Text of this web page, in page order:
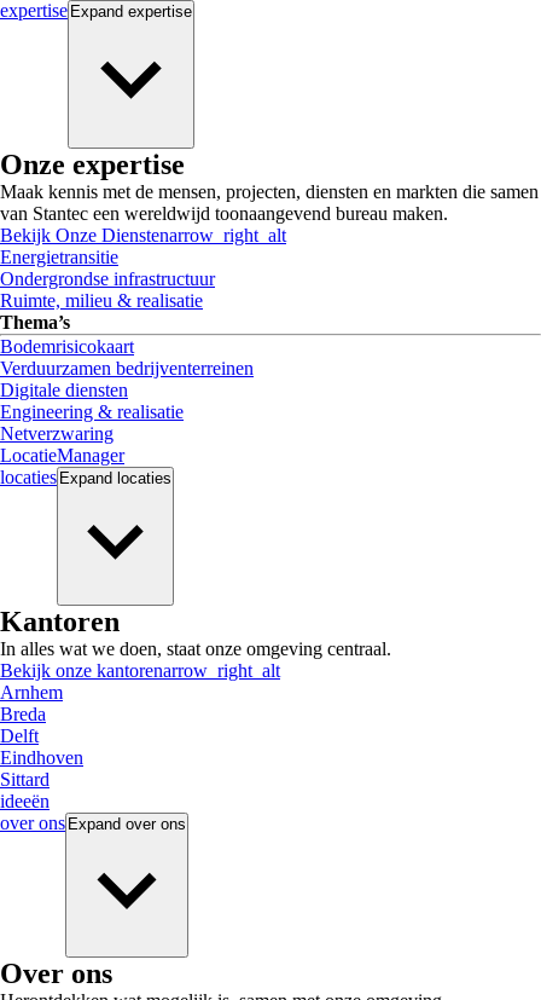
expertise Expand expertise
Onze expertise
Maak kennis met de mensen, projecten, diensten en markten die samen
van Stantec een wereldwijd toonaangevend bureau maken.
Bekijk Onze Dienstenarrow_right_alt
Energietransitie
Ondergrondse infrastructuur
Ruimte, milieu & realisatie
Thema’s
Bodemrisicokaart
Verduurzamen bedrijventerreinen
Digitale diensten
Engineering & realisatie
Netverzwaring
LocatieManager
locaties Expand locaties
Kantoren
In alles wat we doen, staat onze omgeving centraal.
Bekijk onze kantorenarrow_right_alt
Arnhem
Breda
Delft
Eindhoven
Sittard
ideeën
over ons Expand over ons
Over ons